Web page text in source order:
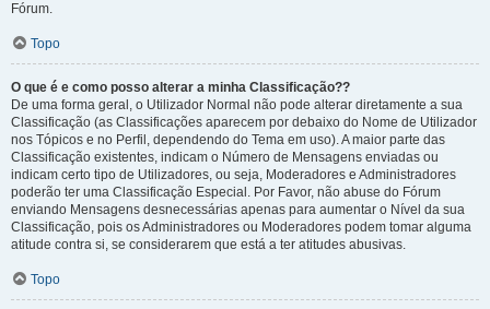
Fórum.
Topo
O que é e como posso alterar a minha Classificação??
De uma forma geral, o Utilizador Normal não pode alterar diretamente a sua
Classificação (as Classificações aparecem por debaixo do Nome de Utilizador
nos Tópicos e no Perfil, dependendo do Tema em uso). A maior parte das
Classificação existentes, indicam o Número de Mensagens enviadas ou
indicam certo tipo de Utilizadores, ou seja, Moderadores e Administradores
poderão ter uma Classificação Especial. Por Favor, não abuse do Fórum
enviando Mensagens desnecessárias apenas para aumentar o Nível da sua
Classificação, pois os Administradores ou Moderadores podem tomar alguma
atitude contra si, se considerarem que está a ter atitudes abusivas.
Topo